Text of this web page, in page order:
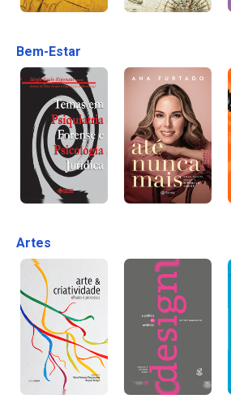
Bem-Estar
Artes